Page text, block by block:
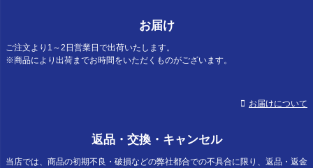
お届け
ご注文より1～2日営業日で出荷いたします。
※商品により出荷までお時間をいただくものがございます。
お届けについて
返品・交換・キャンセル
当店では、商品の初期不良・破損などの弊社都合での不具合に限り、返品・返金